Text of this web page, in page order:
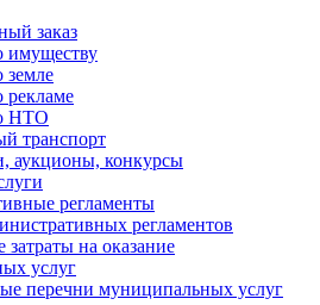
заказ
имуществу
НТО
транспорт
аукционы, конкурсы
регламенты
регламентов
на оказание
услуг
перечни муниципальных услуг